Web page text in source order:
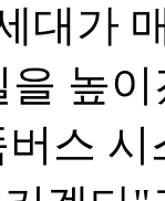
대가
을 높
스